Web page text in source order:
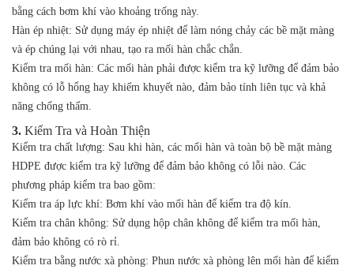
bằng cách bơm khí vào khoảng trống này.
Hàn ép nhiệt: Sử dụng máy ép nhiệt để làm nóng chảy các bề mặt màng
và ép chúng lại với nhau, tạo ra mối hàn chắc chắn.
Kiểm tra mối hàn: Các mối hàn phải được kiểm tra kỹ lưỡng để đảm bảo
không có lỗ hổng hay khiếm khuyết nào, đảm bảo tính liên tục và khả
năng chống thấm.
3. Kiểm Tra và Hoàn Thiện
Kiểm tra chất lượng: Sau khi hàn, các mối hàn và toàn bộ bề mặt màng
HDPE được kiểm tra kỹ lưỡng để đảm bảo không có lỗi nào. Các
phương pháp kiểm tra bao gồm:
Kiểm tra áp lực khí: Bơm khí vào mối hàn để kiểm tra độ kín.
Kiểm tra chân không: Sử dụng hộp chân không để kiểm tra mối hàn,
đảm bảo không có rò rỉ.
Kiểm tra bằng nước xà phòng: Phun nước xà phòng lên mối hàn để kiểm